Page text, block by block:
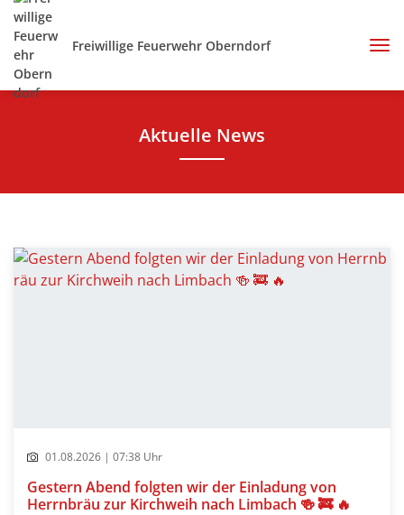
Freiwillige Feuerwehr Oberndorf
Aktuelle News
01.08.2026 | 07:38 Uhr
Gestern Abend folgten wir der Einladung von
Herrnbräu zur Kirchweih nach Limbach 🍻 🚒 🔥